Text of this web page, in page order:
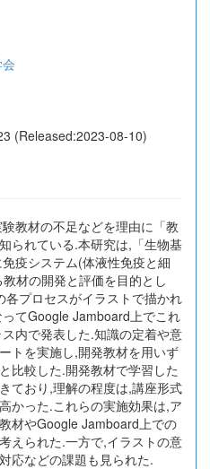
(Released:2023-08-10)
教材の不足などを理由に「教
られている.本研究は,「生物基
疫システム(体液性免疫と細
材の開発と評価を目的とし
プロセスがイラストで描かれ
てGoogle Jamboard上でこれ
内で発表した.知識の定着や意
トを実施し,開発教材を用いず
比較した.開発教材で学習した
ており,理解の程度は,講座形式
かった.これらの実施効果は,ア
材やGoogle Jamboard上での
えられた.一方で,イラストの意
応などの課題も見られた.